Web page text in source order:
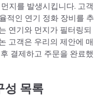
지를 발생시킵니다. 고객
적인 연기 정화 장비를 추
연기와 먼지가 필터링되
고객은 우리의 제안에 매
결제하고 주문을 완료했
성 목록